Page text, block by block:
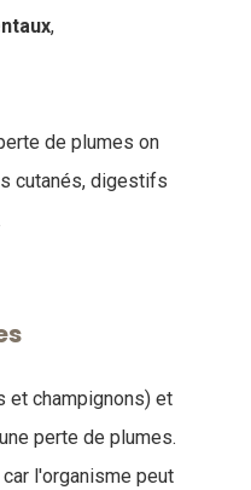
,
de plumes on
cutanés, digestifs
et champignons) et
perte de plumes.
l'organisme peut